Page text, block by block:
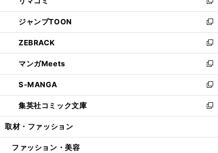
開
く
ウ
で
開
く
ィ
ン
ド
ウ
で
開
く
い
ウ
ィ
ン
ド
ウ
で
開
く
新
し
い
ウ
ィ
ン
ド
ウ
で
開
く
ジャンプTOON
新
し
い
ウ
ィ
ン
ド
ウ
で
開
ZEBRACK
新
し
い
ウ
ィ
ン
ド
ウ
開
マンガMeets
新
し
い
ウ
ィ
ン
ウ
S-MANGA
新
し
い
ウ
ン
集英社コミック文庫
新
し
ウ
取材・ファッション
ファッション・美容